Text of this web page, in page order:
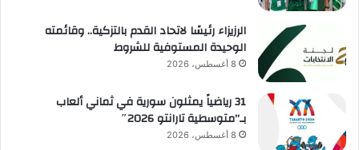
الرزيزاء رئيسًا لاتحاد القدم بالتزكية.. وقائمته
الوحيدة المستوفية للشروط
8 أغسطس، 2026
31 رياضياً يمثلون سورية في ثماني ألعاب
بـ”متوسطية تارانتو 2026″
8 أغسطس، 2026